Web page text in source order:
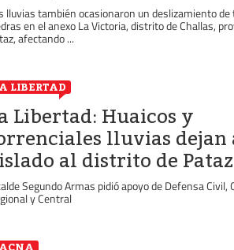
lluvias también ocasionaron un deslizamiento
en el anexo La Victoria, distrito de Challas,
afectando ...
LIBERTAD
Libertad: Huaicos y
lluvias dejan
al distrito de Pataz
Segundo Armas pidió apoyo de Defensa Civil,
y Central